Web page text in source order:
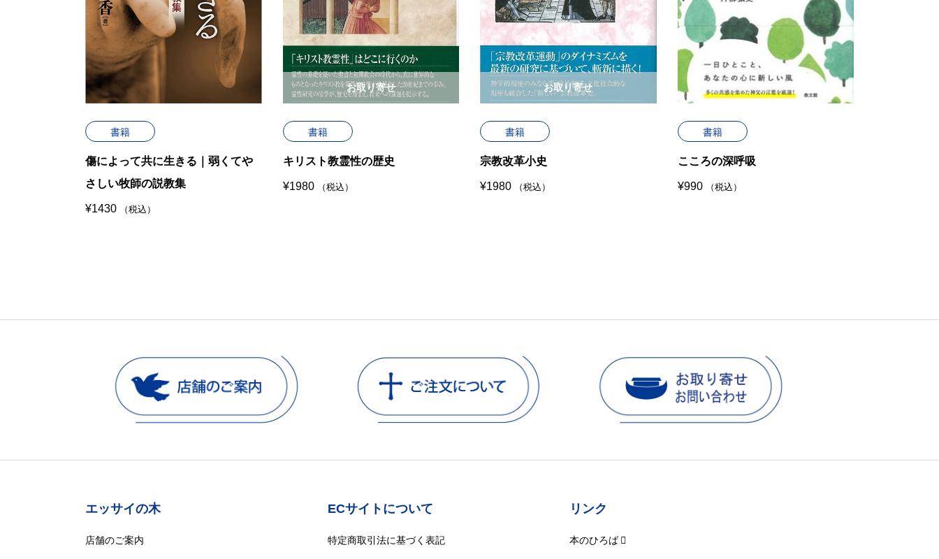
書籍
傷によって共に生きる｜弱くてや
さしい牧師の説教集
¥1430 （税込）
書籍
キリスト教霊性の歴史
¥1980 （税込）
お取り寄せ
書籍
宗教改革小史
¥1980 （税込）
お取り寄せ
書籍
こころの深呼吸
¥990 （税込）
エッサイの木
店舗のご案内
ECサイトについて
特定商取引法に基づく表記
リンク
本のひろば